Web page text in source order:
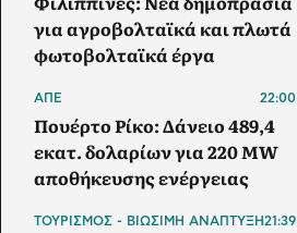
για αγροβολταϊκά και πλωτά
φωτοβολταϊκά έργα
ΑΠΕ 22:00
Πουέρτο Ρίκο: Δάνειο 489,4
εκατ. δολαρίων για 220 MW
αποθήκευσης ενέργειας
ΤΟΥΡΙΣΜΟΣ - ΒΙΩΣΙΜΗ ΑΝΑΠΤΥΞΗ21:39